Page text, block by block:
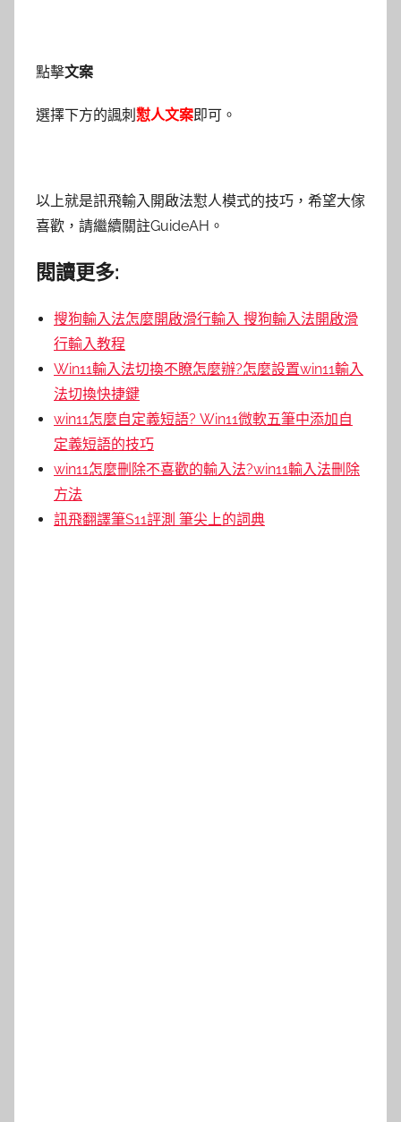
點擊文案
選擇下方的諷刺 懟人文案即可。
以上就是訊飛輸入開啟法懟人模式的技巧，希望大傢
喜歡，請繼續關註GuideAH。
閱讀更多:
搜狗輸入法怎麼開啟滑行輸入 搜狗輸入法開啟滑
行輸入教程
Win11輸入法切換不瞭怎麼辦?怎麼設置win11輸入
法切換快捷鍵
win11怎麼自定義短語? Win11微軟五筆中添加自
定義短語的技巧
win11怎麼刪除不喜歡的輸入法?win11輸入法刪除
方法
訊飛翻譯筆S11評測 筆尖上的詞典